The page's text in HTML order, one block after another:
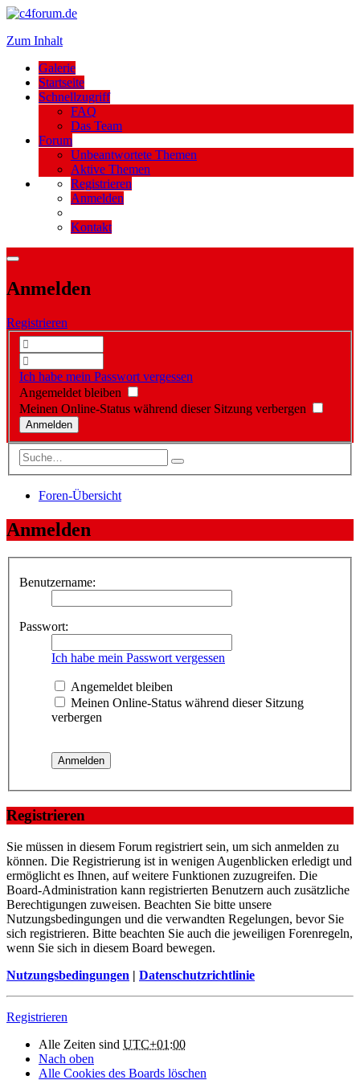
Zum Inhalt
Galerie
Startseite
Schnellzugriff
FAQ
Das Team
Forum
Unbeantwortete Themen
Aktive Themen
Registrieren
Anmelden
Kontakt
Anmelden
Registrieren
Ich habe mein Passwort vergessen
Angemeldet bleiben
Meinen Online-Status während dieser Sitzung verbergen
Foren-Übersicht
Anmelden
Benutzername:
Passwort:
Ich habe mein Passwort vergessen
Angemeldet bleiben
Meinen Online-Status während dieser Sitzung
verbergen
Registrieren
Sie müssen in diesem Forum registriert sein, um sich anmelden zu
können. Die Registrierung ist in wenigen Augenblicken erledigt und
ermöglicht es Ihnen, auf weitere Funktionen zuzugreifen. Die
Board-Administration kann registrierten Benutzern auch zusätzliche
Berechtigungen zuweisen. Beachten Sie bitte unsere
Nutzungsbedingungen und die verwandten Regelungen, bevor Sie
sich registrieren. Bitte beachten Sie auch die jeweiligen Forenregeln,
wenn Sie sich in diesem Board bewegen.
Nutzungsbedingungen | Datenschutzrichtlinie
Registrieren
Alle Zeiten sind UTC+01:00
Nach oben
Alle Cookies des Boards löschen